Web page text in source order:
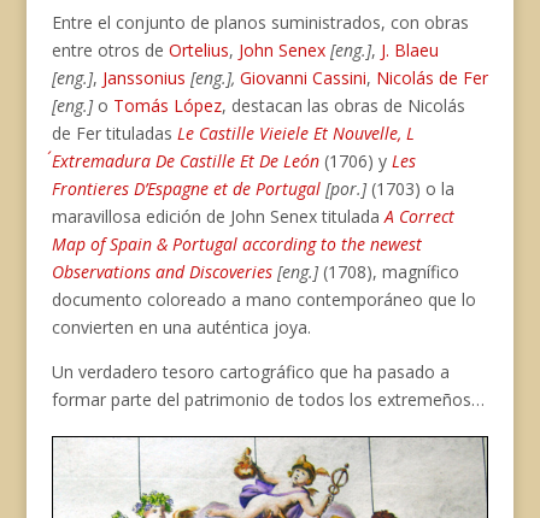
Entre el conjunto de planos suministrados, con obras
entre otros de Ortelius, John Senex [eng.], J. Blaeu
[eng.], Janssonius [eng.], Giovanni Cassini, Nicolás de Fer
[eng.] o Tomás López, destacan las obras de Nicolás
de Fer tituladas Le Castille Vieiele Et Nouvelle, L
´Extremadura De Castille Et De León (1706) y Les
Frontieres D’Espagne et de Portugal [por.](1703) o la
maravillosa edición de John Senex tituladaA Correct
Map of Spain & Portugal according to the newest
Observations and Discoveries[eng.](1708), magnífico
documento coloreado a mano contemporáneo que lo
convierten en una auténtica joya.
Un verdadero tesoro cartográfico que ha pasado a
formar parte del patrimonio de todos los extremeños…